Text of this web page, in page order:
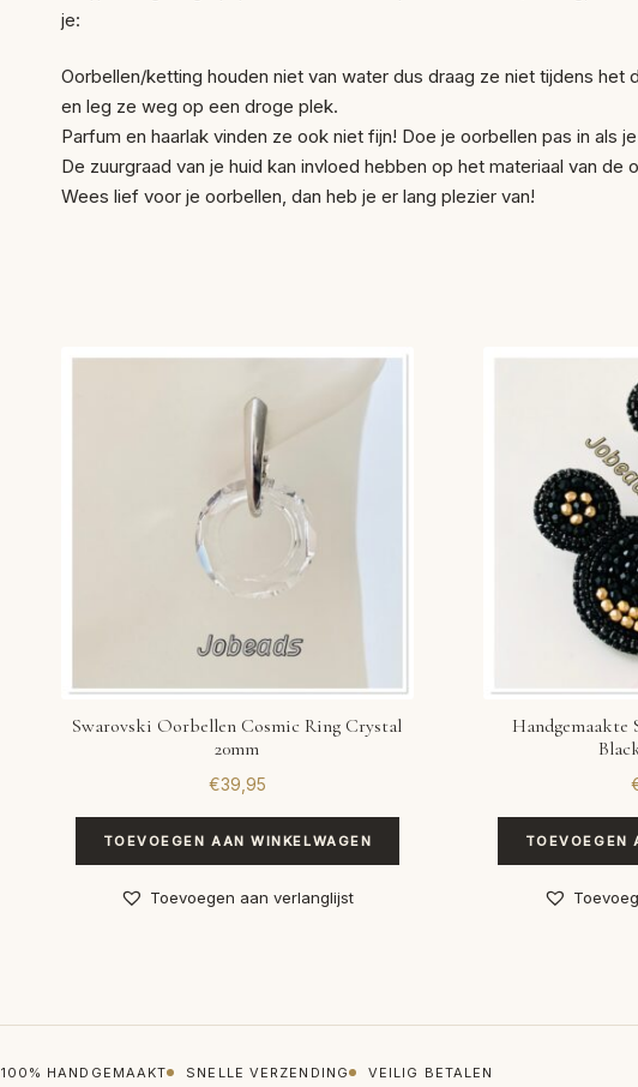
je:
Oorbellen/ketting houden niet van water dus draag ze niet tijdens het
en leg ze weg op een droge plek.
Parfum en haarlak vinden ze ook niet fijn! Doe je oorbellen pas in als
De zuurgraad van je huid kan invloed hebben op het materiaal van de
Wees lief voor je oorbellen, dan heb je er lang plezier van!
Swarovski Oorbellen Cosmic Ring Crystal
20mm
€39,95
TOEVOEGEN AAN WINKELWAGEN
Toevoegen aan verlanglijst
TOEVOEGEN
100% HANDGEMAAKT SNELLE VERZENDING VEILIG BETALEN